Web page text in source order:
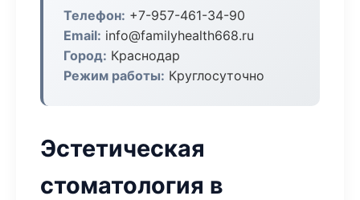
Телефон: +7-957-461-34-90
Email: info@familyhealth668.ru
Город: Краснодар
Режим работы: Круглосуточно
Эстетическая
стоматология в